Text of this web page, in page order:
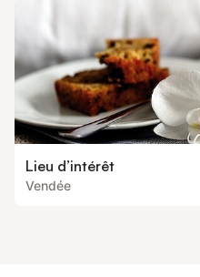
Lieu d’intérêt
Vendée